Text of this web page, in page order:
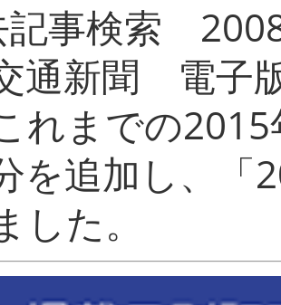
記事検索
通新聞 電子
れまでの
を追加し、「
まし